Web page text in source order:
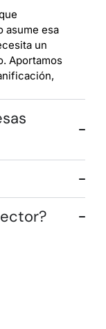
asume esa
un
Aportamos